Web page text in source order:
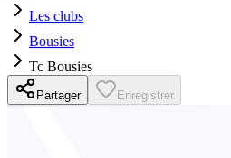
Les clubs
Bousies
Tc Bousies
Partager Enregistrer